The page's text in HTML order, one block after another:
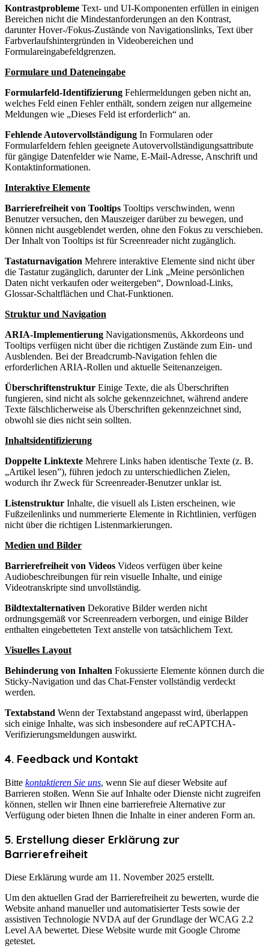
Kontrastprobleme Text- und UI-Komponenten erfüllen in einigen
Bereichen nicht die Mindestanforderungen an den Kontrast,
darunter Hover-/Fokus-Zustände von Navigationslinks, Text über
Farbverlaufshintergründen in Videobereichen und
Formulareingabefeldgrenzen.
Formulare und Dateneingabe
Formularfeld-Identifizierung Fehlermeldungen geben nicht an,
welches Feld einen Fehler enthält, sondern zeigen nur allgemeine
Meldungen wie „Dieses Feld ist erforderlich“ an.
Fehlende Autovervollständigung In Formularen oder
Formularfeldern fehlen geeignete Autovervollständigungsattribute
für gängige Datenfelder wie Name, E-Mail-Adresse, Anschrift und
Kontaktinformationen.
Interaktive Elemente
Barrierefreiheit von Tooltips Tooltips verschwinden, wenn
Benutzer versuchen, den Mauszeiger darüber zu bewegen, und
können nicht ausgeblendet werden, ohne den Fokus zu verschieben.
Der Inhalt von Tooltips ist für Screenreader nicht zugänglich.
Tastaturnavigation Mehrere interaktive Elemente sind nicht über
die Tastatur zugänglich, darunter der Link „Meine persönlichen
Daten nicht verkaufen oder weitergeben“, Download-Links,
Glossar-Schaltflächen und Chat-Funktionen.
Struktur und Navigation
ARIA-Implementierung Navigationsmenüs, Akkordeons und
Tooltips verfügen nicht über die richtigen Zustände zum Ein- und
Ausblenden. Bei der Breadcrumb-Navigation fehlen die
erforderlichen ARIA-Rollen und aktuelle Seitenanzeigen.
Überschriftenstruktur Einige Texte, die als Überschriften
fungieren, sind nicht als solche gekennzeichnet, während andere
Texte fälschlicherweise als Überschriften gekennzeichnet sind,
obwohl sie dies nicht sein sollten.
Inhaltsidentifizierung
Doppelte Linktexte Mehrere Links haben identische Texte (z. B.
„Artikel lesen”), führen jedoch zu unterschiedlichen Zielen,
wodurch ihr Zweck für Screenreader-Benutzer unklar ist.
Listenstruktur Inhalte, die visuell als Listen erscheinen, wie
Fußzeilenlinks und nummerierte Elemente in Richtlinien, verfügen
nicht über die richtigen Listenmarkierungen.
Medien und Bilder
Barrierefreiheit von Videos Videos verfügen über keine
Audiobeschreibungen für rein visuelle Inhalte, und einige
Videotranskripte sind unvollständig.
Bildtextalternativen Dekorative Bilder werden nicht
ordnungsgemäß vor Screenreadern verborgen, und einige Bilder
enthalten eingebetteten Text anstelle von tatsächlichem Text.
Visuelles Layout
Behinderung von Inhalten Fokussierte Elemente können durch die
Sticky-Navigation und das Chat-Fenster vollständig verdeckt
werden.
Textabstand Wenn der Textabstand angepasst wird, überlappen
sich einige Inhalte, was sich insbesondere auf reCAPTCHA-
Verifizierungsmeldungen auswirkt.
4. Feedback und Kontakt
Bitte kontaktieren Sie uns, wenn Sie auf dieser Website auf
Barrieren stoßen. Wenn Sie auf Inhalte oder Dienste nicht zugreifen
können, stellen wir Ihnen eine barrierefreie Alternative zur
Verfügung oder bieten Ihnen die Inhalte in einer anderen Form an.
5. Erstellung dieser Erklärung zur
Barrierefreiheit
Diese Erklärung wurde am 11. November 2025 erstellt.
Um den aktuellen Grad der Barrierefreiheit zu bewerten, wurde die
Website anhand manueller und automatisierter Tests sowie der
assistiven Technologie NVDA auf der Grundlage der WCAG 2.2
Level AA bewertet. Diese Website wurde mit Google Chrome
getestet.